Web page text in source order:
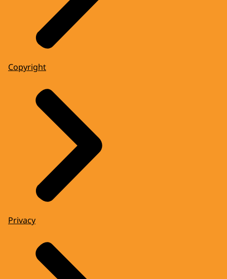
Copyright
Privacy